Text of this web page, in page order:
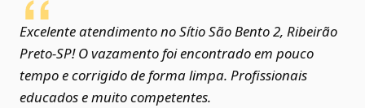
Excelente atendimento no Sítio São Bento 2, Ribeirão
Preto‑SP! O vazamento foi encontrado em pouco
tempo e corrigido de forma limpa. Profissionais
educados e muito competentes.